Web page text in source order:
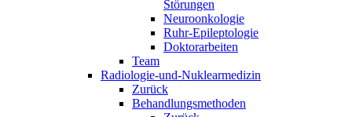
Störungen
Neuroonkologie
Ruhr-Epileptologie
Doktorarbeiten
Team
Radiologie-und-Nuklearmedizin
Zurück
Behandlungsmethoden